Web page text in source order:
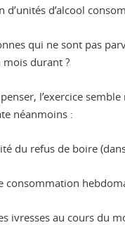
d’alcool
qui ne sont pas
mois durant ?
l’exercice
néanmoins :
du refus de boire
ivresses au cours du